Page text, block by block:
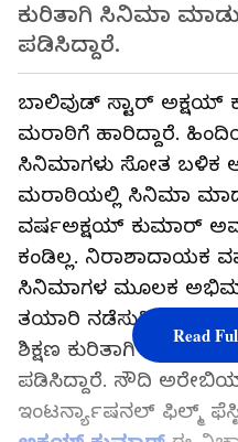
ಕುರಿತಾಗಿ ಸಿನಿಮಾ
ಪಡಿಸಿದ್ದಾರೆ.
ಬಾಲಿವುಡ್ ಸ್ಟಾರ್ ಅಕ್ಷಯ್
ಮರಾಠಿಗೆ ಹಾರಿದ್ದಾರೆ.
ಸಿನಿಮಾಗಳು ಸೋತ ಬಳಿಕ
ಮರಾಠಿಯಲ್ಲಿ ಸಿನಿಮಾ
ವರ್ಷಅಕ್ಷಯ್ ಕುಮಾರ್
ಕಂಡಿಲ್ಲ. ನಿರಾಶಾದಾಯಕ
ಸಿನಿಮಾಗಳ ಮೂಲಕ
ತಯಾರಿ ನಡೆಸುತ್ತಿದ್ದಾರೆ.
ಶಿಕ್ಷಣ ಕುರಿತಾಗಿ ಸಿನಿಮಾ
ಪಡಿಸಿದ್ದಾರೆ. ಸೌದಿ
ಇಂಟರ್ನ್ಯಾಷನಲ್ ಫಿಲ್ಮ್
Read